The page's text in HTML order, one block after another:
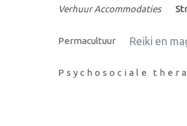
Verhuur Accommodaties
Permacultuur Reiki en
Psychosociale